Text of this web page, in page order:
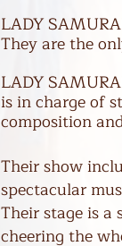
LADY
They are the
LADY
is in charge of
composition
Their show
spectacular
Their stage is a
cheering the